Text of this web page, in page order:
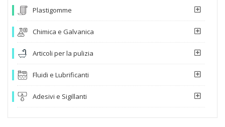
Plastigomme
Chimica e Galvanica
Articoli per la pulizia
Fluidi e Lubrificanti
Adesivi e Sigillanti